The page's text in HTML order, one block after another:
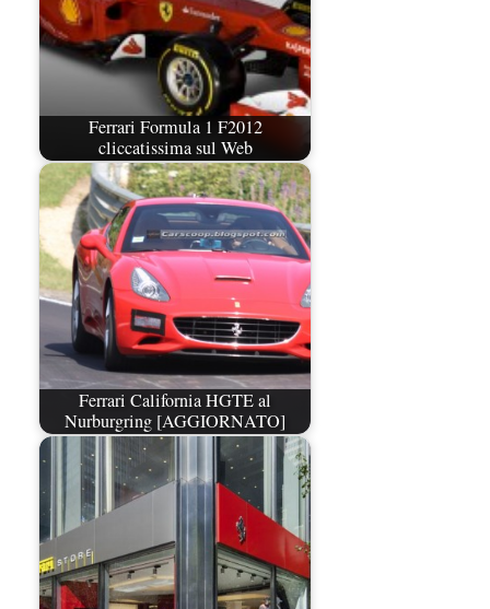
Ferrari Formula 1 F2012
cliccatissima sul Web
Ferrari California HGTE al
Nurburgring [AGGIORNATO]